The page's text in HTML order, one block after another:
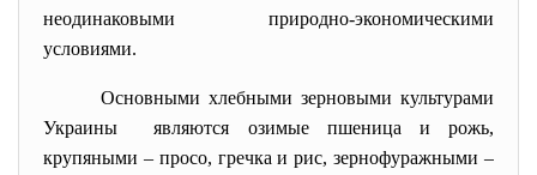
неодинаковыми природно-экономическими
условиями.
Основными хлебными зерновыми культурами
Украины являются озимые пшеница и рожь,
крупяными – просо, гречка и рис, зернофуражными –